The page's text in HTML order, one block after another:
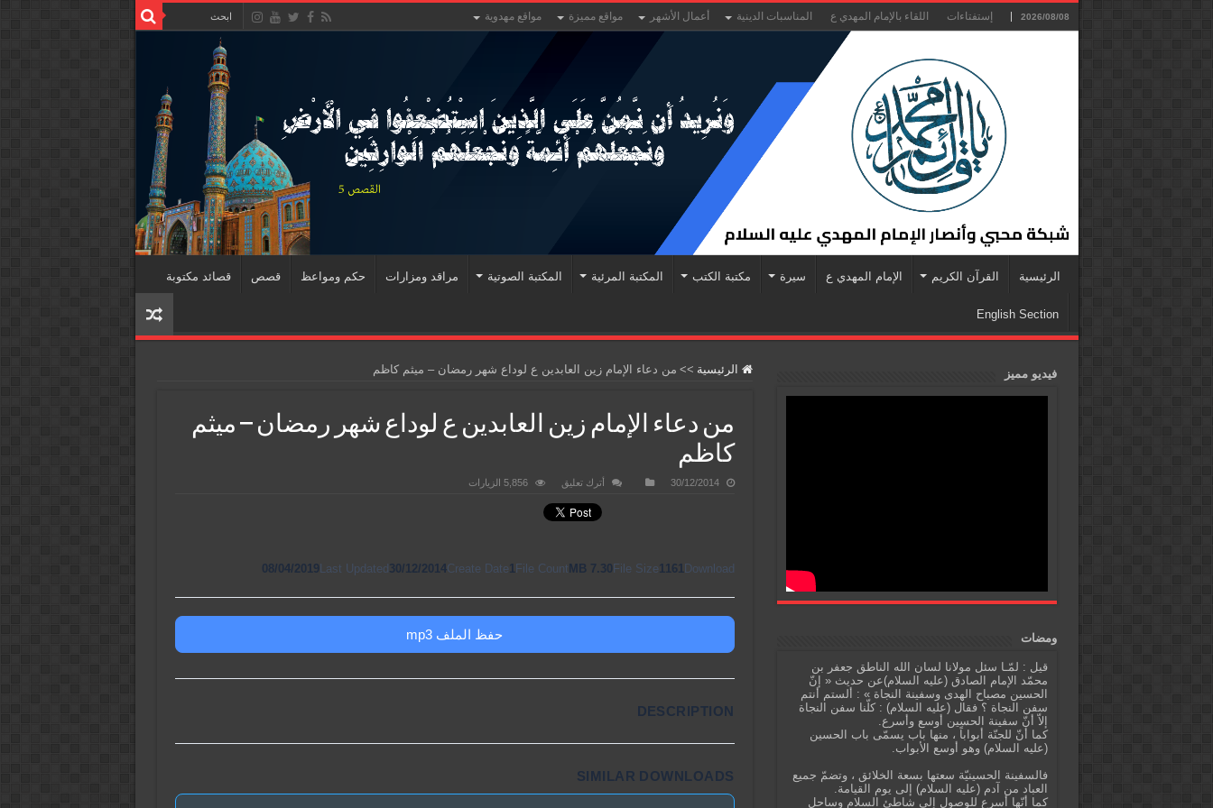
2026/08/08 إستفتاءات اللقاء بالإمام المهدي ع المناسبات الدينية أعمال الأشهر مواقع مميزة مواقع مهدوية
الرئيسية القرآن الكريم الإمام المهدي ع سيرة مكتبة الكتب المكتبة المرئية المكتبة الصوتية مراقد ومزارات حكم ومواعظ قصص قصائد مكتوبة
English Section
الرئيسية >> من دعاء الإمام زين العابدين ع لوداع شهر رمضان – ميثم كاظم
من دعاء الإمام زين العابدين ع لوداع شهر رمضان – ميثم
كاظم
30/12/2014 أترك تعليق 5,856 الزيارات
Download
1161
File Size
7.30 MB
File Count
1
Create Date
30/12/2014
Last Updated
08/04/2019
حفظ الملف mp3
DESCRIPTION
SIMILAR DOWNLOADS
فيديو مميز
ومضات
قيل : لمّـا سئل مولانا لسان الله الناطق جعفر بن
محمّد الإمام الصادق (عليه السلام)عن حديث « إنّ
الحسين مصباح الهدى وسفينة النجاة » : ألستم أنتم
سفن النجاة ؟ فقال (عليه السلام) : كلّنا سفن النجاة
إلاّ أنّ سفينة الحسين أوسع وأسرع.
كما أنّ للجنّة أبواباً ، منها باب يسمّى باب الحسين
(عليه السلام) وهو أوسع الأبواب.
فالسفينة الحسينيّة سعتها بسعة الخلائق ، وتضمّ جميع
العباد من آدم (عليه السلام) إلى يوم القيامة.
كما أنّها أسرع للوصول إلى شاطئ السلام وساحل